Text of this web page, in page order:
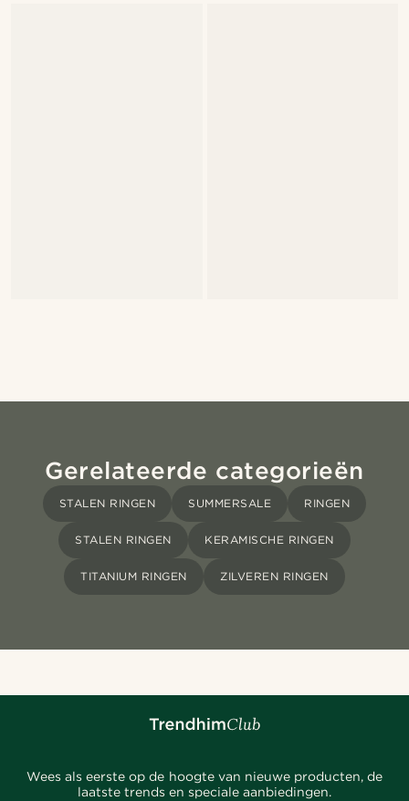
Gerelateerde categorieën
STALEN RINGEN SUMMERSALE RINGEN
STALEN RINGEN KERAMISCHE RINGEN
TITANIUM RINGEN ZILVEREN RINGEN
Wees als eerste op de hoogte van nieuwe producten, de
laatste trends en speciale aanbiedingen.